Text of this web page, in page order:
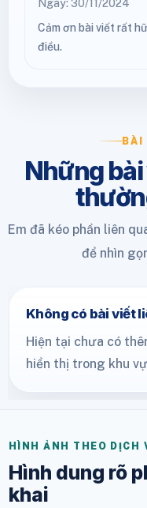
Ngày: 30/11/2024
Cảm ơn bài viết rất
điều.
BÀI
Những
Em đã kéo phần liên
để nhìn
Không có bài viết
Hiện tại chưa có
hiển thị trong khu
HÌNH ẢNH THEO DỊCH
Hình dung rõ
khai